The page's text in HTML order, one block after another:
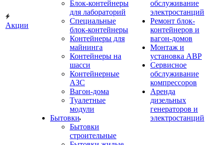
Акции
Блок-контейнеры
для лабораторий
Специальные
блок-контейнеры
Контейнеры для
майнинга
Контейнеры на
шасси
Контейнерные
АЗС
Вагон-дома
Туалетные
модули
Бытовки
Бытовки
строительные
обслуживание
электростанций
Ремонт блок-
контейнеров и
вагон-домов
Монтаж и
установка АВР
Сервисное
обслуживание
компрессоров
Аренда
дизельных
генераторов и
электростанций